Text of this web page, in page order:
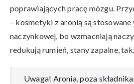
poprawiających pracę mózgu.
– kosmetyki z aronią są
naczynkowej, bo wzmacniają
redukują rumień, stany zapalne,
Uwaga! Aronia, poza